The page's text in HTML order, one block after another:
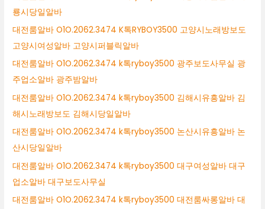
룡시당일알바
대전룸알바 O1O.2062.3474 K톡RYBOY3500 고양시노래방보도
고양시여성알바 고양시퍼블릭알바
대전룸알바 O1O.2062.3474 k톡ryboy3500 광주보도사무실 광
주업소알바 광주밤알바
대전룸알바 O1O.2062.3474 k톡ryboy3500 김해시유흥알바 김
해시노래방보도 김해시당일알바
대전룸알바 O1O.2062.3474 k톡ryboy3500 논산시유흥알바 논
산시당일알바
대전룸알바 O1O.2062.3474 k톡ryboy3500 대구여성알바 대구
업소알바 대구보도사무실
대전룸알바 O1O.2062.3474 k톡ryboy3500 대전룸싸롱알바 대